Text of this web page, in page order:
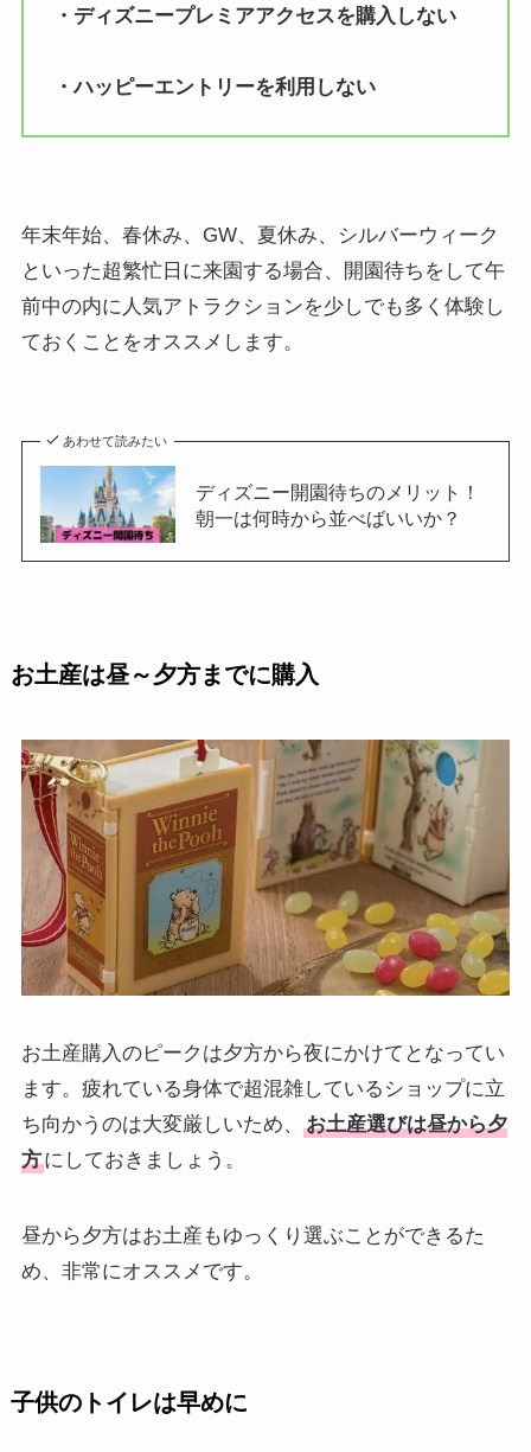
・ディズニープレミアアクセスを購入しない
・ハッピーエントリーを利用しない
年末年始、春休み、GW、夏休み、シルバーウィーク
といった超繁忙日に来園する場合、開園待ちをして午
前中の内に人気アトラクションを少しでも多く体験し
ておくことをオススメします。
あわせて読みたい
ディズニー開園待ちのメリット！
朝一は何時から並べばいいか？
お土産は昼～夕方までに購入
お土産購入のピークは夕方から夜にかけてとなってい
ます。疲れている身体で超混雑しているショップに立
ち向かうのは大変厳しいため、
お土産選びは昼から夕
方にしておきましょう。
昼から夕方はお土産もゆっくり選ぶことができるた
め、非常にオススメです。
子供のトイレは早めに